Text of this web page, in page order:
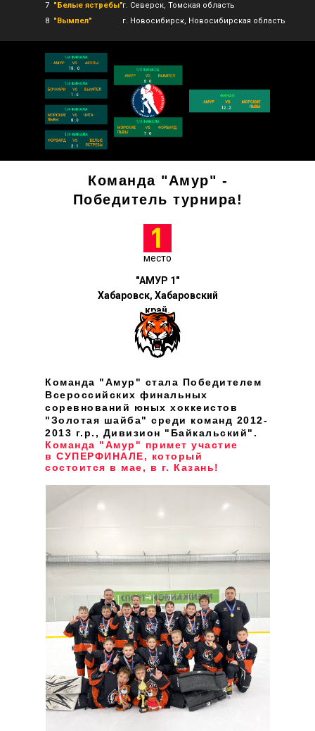
7
8
"Белые ястребы"
"Вымпел"
г. Северск, Томская область
г. Новосибирск, Новосибирская область
Команда "Амур" стала Победителем
Всероссийских финальных
соревнований юных хоккеистов
"Золотая шайба" среди команд 2012-
2013 г.р., Дивизион "Байкальский".
"АМУР 1"
Хабаровск, Хабаровский
край.
место
Команда "Амур" примет участие
в СУПЕРФИНАЛЕ, который
состоится в мае, в г. Казань!
Команда "Амур" -
Победитель турнира!